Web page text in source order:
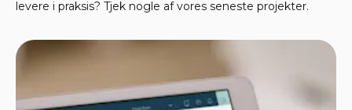
levere i praksis? Tjek nogle af vores seneste projekter.